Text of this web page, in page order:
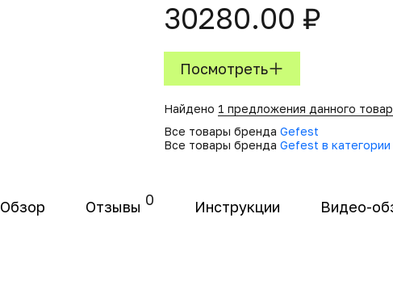
30280.00 ₽
Посмотреть
Найдено 1 предложения данного
Все товары бренда Gefest
Все товары бренда Gefest в
Обзор Отзывы 0 Инструкции Видео-